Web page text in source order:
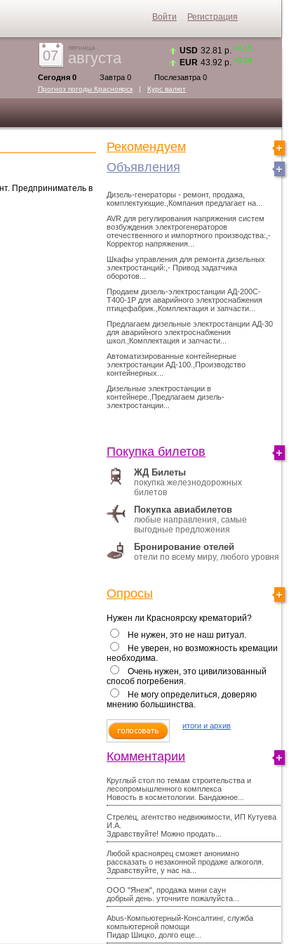
07
пятница
августа
Сегодня 0 Завтра 0 Послезавтра 0
Прогноз погоды Красноярск | Курс валют
USD 32.81 р. +0.15
EUR 43.92 р. +0.26
Предприниматель в
Рекомендуем
Объявления
Дизель-генераторы - ремонт, продажа,
комплектующие.,Компания предлагает на...
AVR для регулирования напряжения систем
возбуждения электрогенераторов
отечественного и импортного производства:,-
Корректор напряжения...
Шкафы управления для ремонта дизельных
электростанций:,- Привод задатчика
оборотов...
Продаем дизель-электростанции АД-200С-
Т400-1Р для аварийного электроснабжения
птицефабрик.,Комплектация и запчасти...
Предлагаем дизельные электростанции АД-30
для аварийного электроснабжения
школ.,Комплектация и запчасти...
Автоматизированные контейнерные
электростанции АД-100.,Производство
контейнерных...
Дизельные электростанции в
контейнере.,Предлагаем дизель-
электростанции...
Покупка билетов
ЖД Билеты
покупка железнодорожных
билетов
Покупка авиабилетов
любые направления, самые
выгодные предложения
Бронирование отелей
отели по всему миру, любого уровня
Опросы
Нужен ли Красноярску крематорий?
Не нужен, это не наш ритуал.
Не уверен, но возможность кремации
необходима.
Очень нужен, это цивилизованный
способ погребения.
Не могу определиться, доверяю
мнению большинства.
итоги и архив
Комментарии
Круглый стол по темам строительства и
лесопромышленного комплекса
Новость в косметологии. Бандажное...
Стрелец, агентство недвижимости, ИП Кутуева
И.А.
Здравствуйте! Можно продать...
Любой красноярец сможет анонимно
рассказать о незаконной продаже алкоголя.
Здравствуйте, у нас на...
ООО "Янеж", продажа мини саун
добрый день. уточните пожалуйста...
Abus-Компьютерный-Консалтинг, служба
компьютерной помощи
Пидар Шицко, долго еще...
Войти Регистрация